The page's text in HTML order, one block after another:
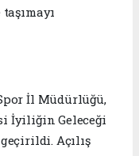
İl Müdürlüğü,
İyiliğin Geleceği
Açılış